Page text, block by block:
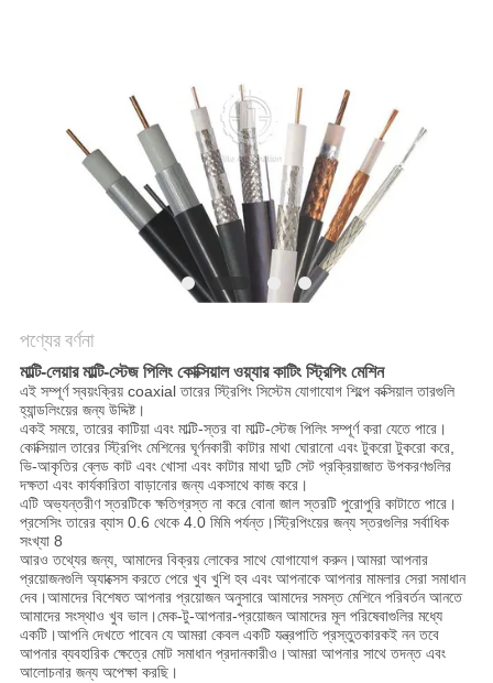
পণ্যের বর্ণনা
মাল্টি-লেয়ার মাল্টি-স্টেজ পিলিং কোক্সিয়াল ওয়্যার কাটিং স্ট্রিপিং মেশিন
এই সম্পূর্ণ স্বয়ংক্রিয় coaxial তারের স্ট্রিপিং সিস্টেম যোগাযোগ শিল্পে কক্সিয়াল তারগুলি
হ্যান্ডলিংয়ের জন্য উদ্দিষ্ট।
একই সময়ে, তারের কাটিয়া এবং মাল্টি-স্তর বা মাল্টি-স্টেজ পিলিং সম্পূর্ণ করা যেতে পারে।
কোক্সিয়াল তারের স্ট্রিপিং মেশিনের ঘূর্ণনকারী কাটার মাথা ঘোরানো এবং টুকরো টুকরো করে,
ভি-আকৃতির ব্লেড কাট এবং খোসা এবং কাটার মাথা দুটি সেট প্রক্রিয়াজাত উপকরণগুলির
দক্ষতা এবং কার্যকারিতা বাড়ানোর জন্য একসাথে কাজ করে।
এটি অভ্যন্তরীণ স্তরটিকে ক্ষতিগ্রস্ত না করে বোনা জাল স্তরটি পুরোপুরি কাটাতে পারে।
প্রসেসিং তারের ব্যাস 0.6 থেকে 4.0 মিমি পর্যন্ত।স্ট্রিপিংয়ের জন্য স্তরগুলির সর্বাধিক
সংখ্যা 8
আরও তথ্যের জন্য, আমাদের বিক্রয় লোকের সাথে যোগাযোগ করুন।আমরা আপনার
প্রয়োজনগুলি অ্যাক্সেস করতে পেরে খুব খুশি হব এবং আপনাকে আপনার মামলার সেরা সমাধান
দেব।আমাদের বিশেষত আপনার প্রয়োজন অনুসারে আমাদের সমস্ত মেশিনে পরিবর্তন আনতে
আমাদের সংস্থাও খুব ভাল।মেক-টু-আপনার-প্রয়োজন আমাদের মূল পরিষেবাগুলির মধ্যে
একটি।আপনি দেখতে পাবেন যে আমরা কেবল একটি যন্ত্রপাতি প্রস্তুতকারকই নন তবে
আপনার ব্যবহারিক ক্ষেত্রে মোট সমাধান প্রদানকারীও।আমরা আপনার সাথে তদন্ত এবং
আলোচনার জন্য অপেক্ষা করছি।